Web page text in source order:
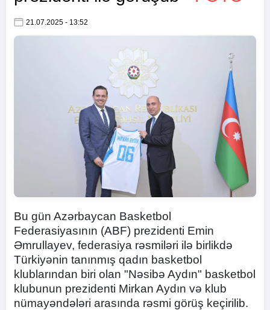
21.07.2025 - 13:52
Bu gün Azərbaycan Basketbol
Federasiyasının (ABF) prezidenti Emin
Əmrullayev, federasiya rəsmiləri ilə birlikdə
Türkiyənin tanınmış qadın basketbol
klublarından biri olan "Nəsibə Aydın" basketbol
klubunun prezidenti Mirkan Aydın və klub
nümayəndələri arasında rəsmi görüş keçirilib.